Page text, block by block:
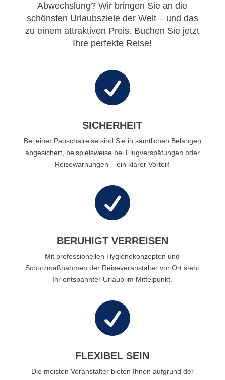
Abwechslung? Wir bringen Sie an die
schönsten Urlaubsziele der Welt – und das
zu einem attraktiven Preis. Buchen Sie jetzt
Ihre perfekte Reise!

SICHERHEIT
Bei einer Pauschalreise sind Sie in sämtlichen Belangen
abgesichert, beispielsweise bei Flugverspätungen oder
Reisewarnungen – ein klarer Vorteil!

BERUHIGT VERREISEN
Mit professionellen Hygienekonzepten und
Schutzmaßnahmen der Reiseveranstalter vor Ort steht
Ihr entspannter Urlaub im Mittelpunkt.

FLEXIBEL SEIN
Die meisten Veranstalter bieten Ihnen aufgrund der